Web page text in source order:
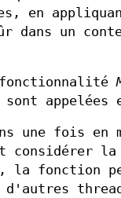
en
dans un
appelées
une fois en
la
la fonction
d'autres